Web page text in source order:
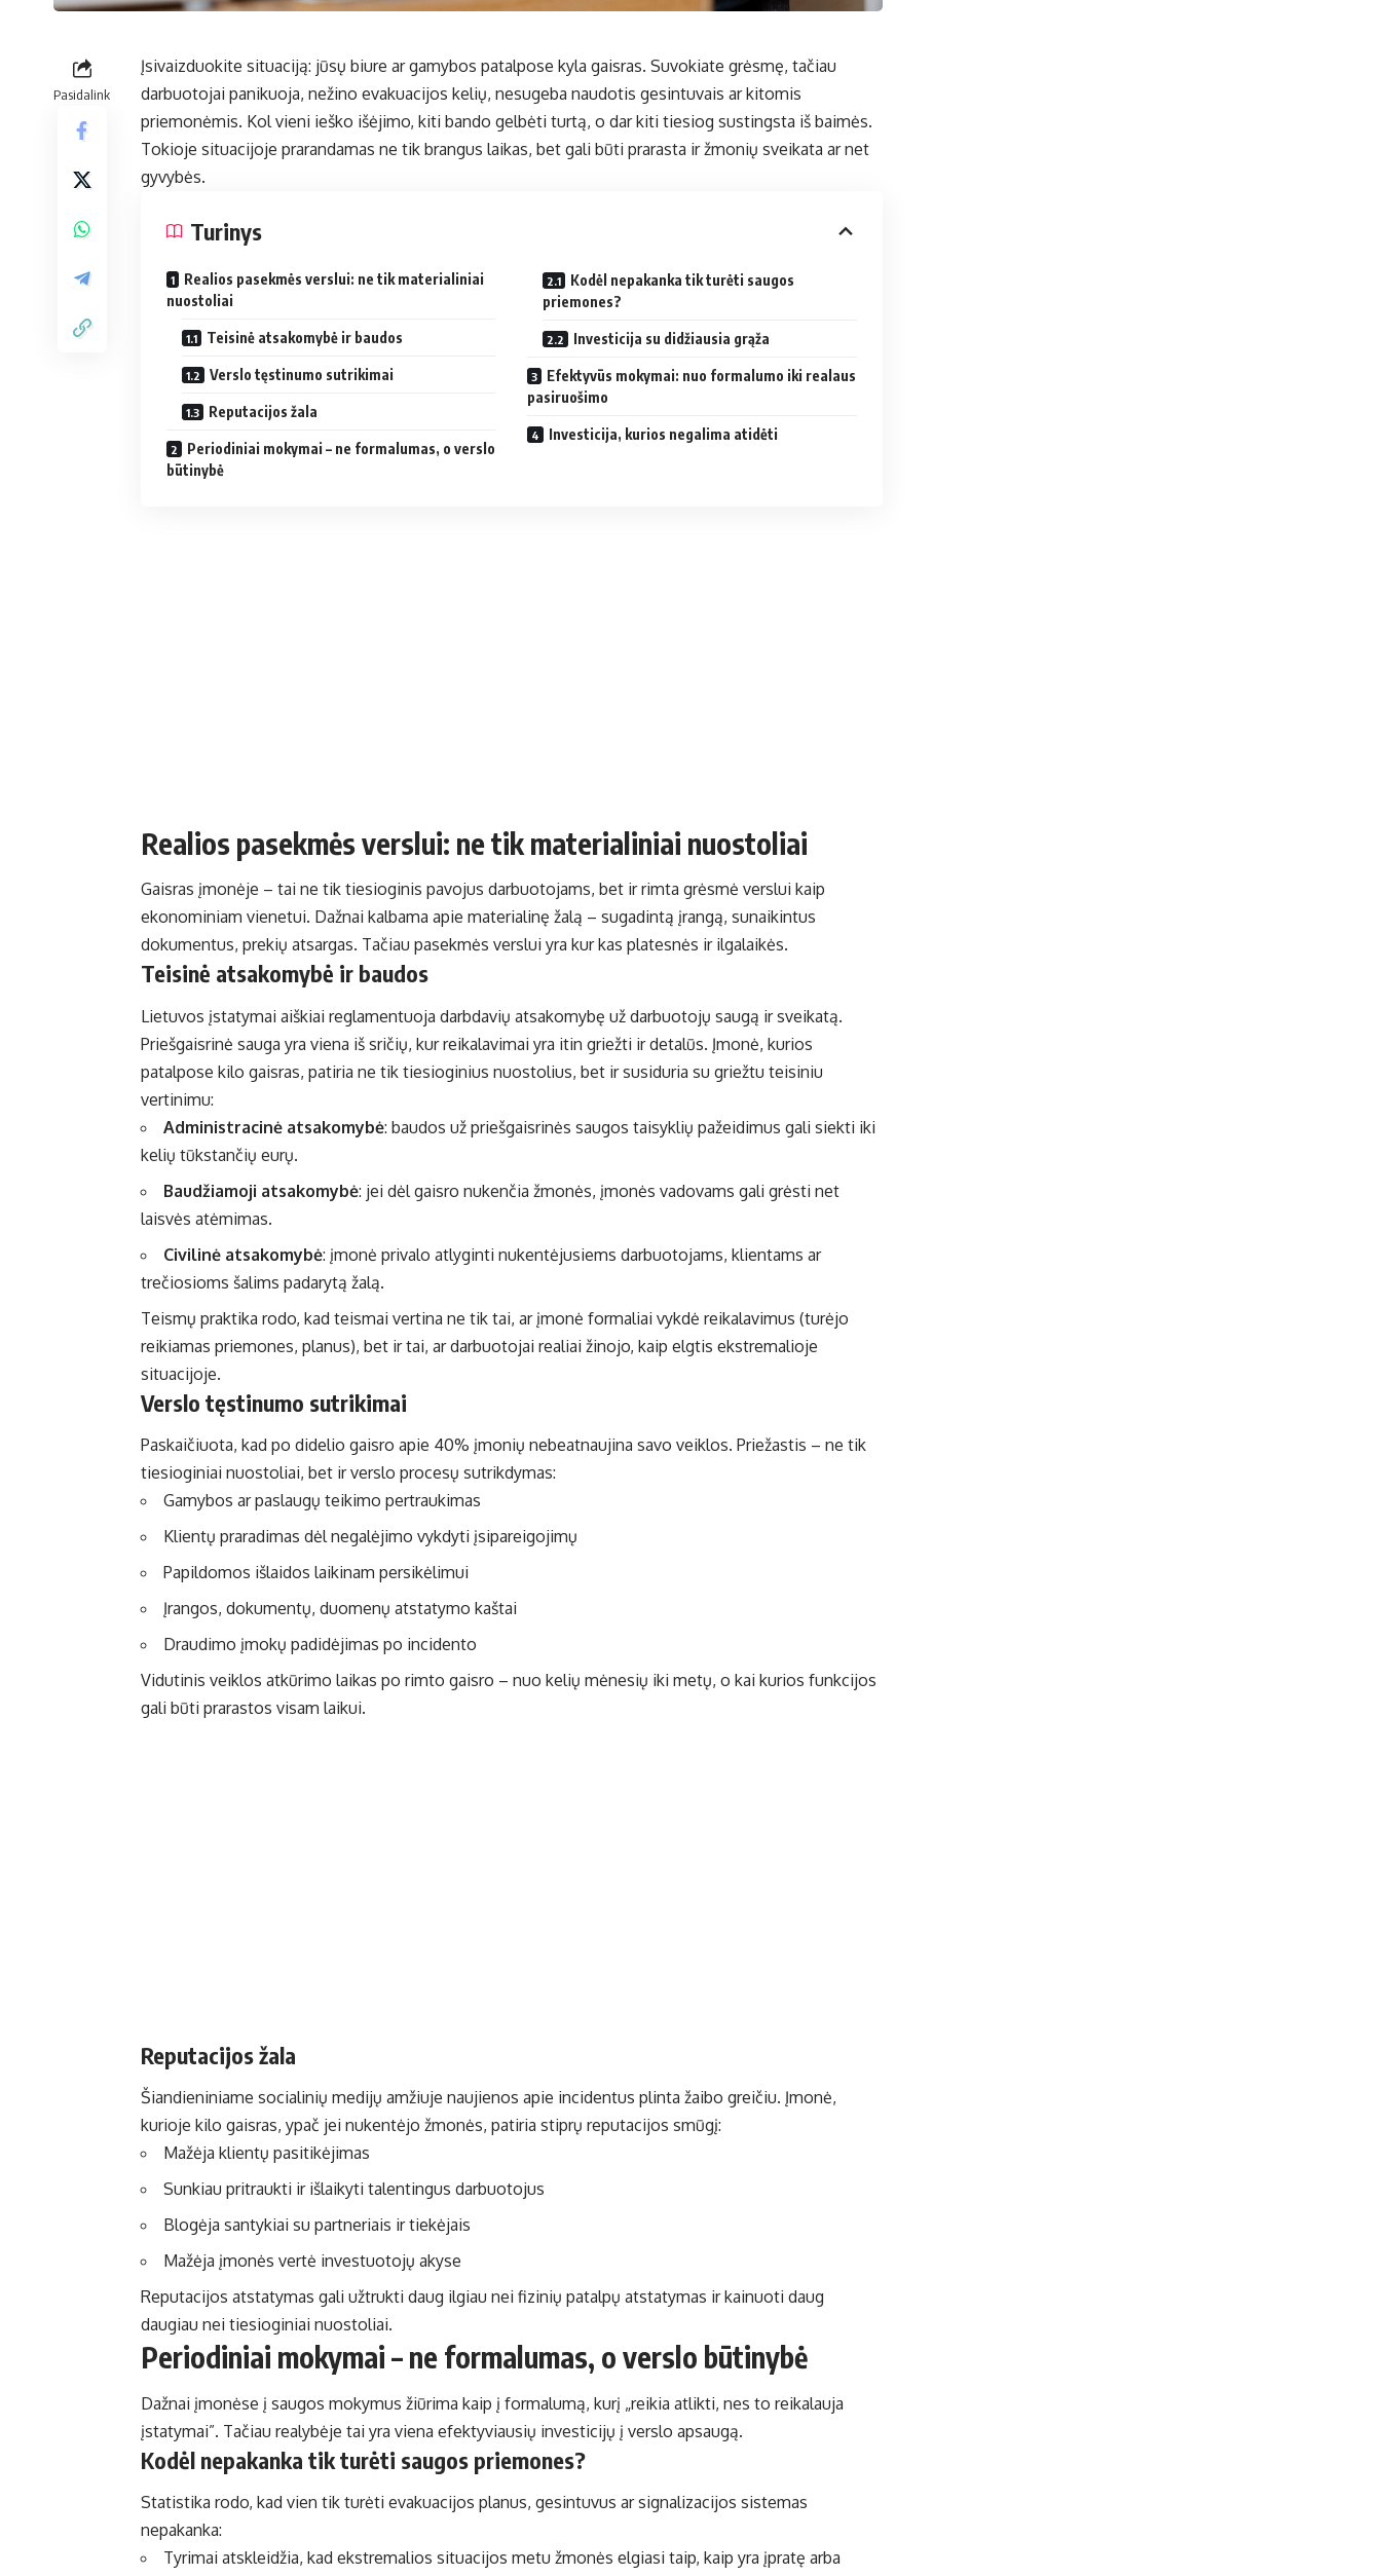
Pasidalink
Įsivaizduokite situaciją: jūsų biure ar gamybos patalpose kyla gaisras. Suvokiate grėsmę, tačiau
darbuotojai panikuoja, nežino evakuacijos kelių, nesugeba naudotis gesintuvais ar kitomis
priemonėmis. Kol vieni ieško išėjimo, kiti bando gelbėti turtą, o dar kiti tiesiog sustingsta iš baimės.
Tokioje situacijoje prarandamas ne tik brangus laikas, bet gali būti prarasta ir žmonių sveikata ar net
gyvybės.
Turinys
Realios pasekmės verslui: ne tik materialiniai
nuostoliai
Teisinė atsakomybė ir baudos
Verslo tęstinumo sutrikimai
Reputacijos žala
Periodiniai mokymai – ne formalumas, o verslo
būtinybė
Kodėl nepakanka tik turėti saugos
priemones?
Investicija su didžiausia grąža
Efektyvūs mokymai: nuo formalumo iki realaus
pasiruošimo
Investicija, kurios negalima atidėti
Realios pasekmės verslui: ne tik materialiniai nuostoliai
Gaisras įmonėje – tai ne tik tiesioginis pavojus darbuotojams, bet ir rimta grėsmė verslui kaip
ekonominiam vienetui. Dažnai kalbama apie materialinę žalą – sugadintą įrangą, sunaikintus
dokumentus, prekių atsargas. Tačiau pasekmės verslui yra kur kas platesnės ir ilgalaikės.
Teisinė atsakomybė ir baudos
Lietuvos įstatymai aiškiai reglamentuoja darbdavių atsakomybę už darbuotojų saugą ir sveikatą.
Priešgaisrinė sauga yra viena iš sričių, kur reikalavimai yra itin griežti ir detalūs. Įmonė, kurios
patalpose kilo gaisras, patiria ne tik tiesioginius nuostolius, bet ir susiduria su griežtu teisiniu
vertinimu:
Administracinė atsakomybė: baudos už priešgaisrinės saugos taisyklių pažeidimus gali siekti iki
kelių tūkstančių eurų.
Baudžiamoji atsakomybė: jei dėl gaisro nukenčia žmonės, įmonės vadovams gali grėsti net
laisvės atėmimas.
Civilinė atsakomybė: įmonė privalo atlyginti nukentėjusiems darbuotojams, klientams ar
trečiosioms šalims padarytą žalą.
Teismų praktika rodo, kad teismai vertina ne tik tai, ar įmonė formaliai vykdė reikalavimus (turėjo
reikiamas priemones, planus), bet ir tai, ar darbuotojai realiai žinojo, kaip elgtis ekstremalioje
situacijoje.
Verslo tęstinumo sutrikimai
Paskaičiuota, kad po didelio gaisro apie 40% įmonių nebeatnaujina savo veiklos. Priežastis – ne tik
tiesioginiai nuostoliai, bet ir verslo procesų sutrikdymas:
Gamybos ar paslaugų teikimo pertraukimas
Klientų praradimas dėl negalėjimo vykdyti įsipareigojimų
Papildomos išlaidos laikinam persikėlimui
Įrangos, dokumentų, duomenų atstatymo kaštai
Draudimo įmokų padidėjimas po incidento
Vidutinis veiklos atkūrimo laikas po rimto gaisro – nuo kelių mėnesių iki metų, o kai kurios funkcijos
gali būti prarastos visam laikui.
Reputacijos žala
Šiandieniniame socialinių medijų amžiuje naujienos apie incidentus plinta žaibo greičiu. Įmonė,
kurioje kilo gaisras, ypač jei nukentėjo žmonės, patiria stiprų reputacijos smūgį:
Mažėja klientų pasitikėjimas
Sunkiau pritraukti ir išlaikyti talentingus darbuotojus
Blogėja santykiai su partneriais ir tiekėjais
Mažėja įmonės vertė investuotojų akyse
Reputacijos atstatymas gali užtrukti daug ilgiau nei fizinių patalpų atstatymas ir kainuoti daug
daugiau nei tiesioginiai nuostoliai.
Periodiniai mokymai – ne formalumas, o verslo būtinybė
Dažnai įmonėse į saugos mokymus žiūrima kaip į formalumą, kurį „reikia atlikti, nes to reikalauja
įstatymai”. Tačiau realybėje tai yra viena efektyviausių investicijų į verslo apsaugą.
Kodėl nepakanka tik turėti saugos priemones?
Statistika rodo, kad vien tik turėti evakuacijos planus, gesintuvus ar signalizacijos sistemas
nepakanka:
Tyrimai atskleidžia, kad ekstremalios situacijos metu žmonės elgiasi taip, kaip yra įpratę arba